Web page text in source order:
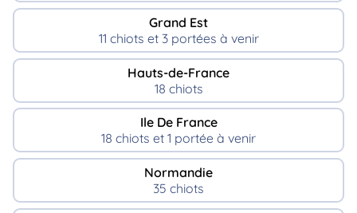
Grand Est
11 chiots et 3 portées à venir
Hauts-de-France
18 chiots
Ile De France
18 chiots et 1 portée à venir
Normandie
35 chiots